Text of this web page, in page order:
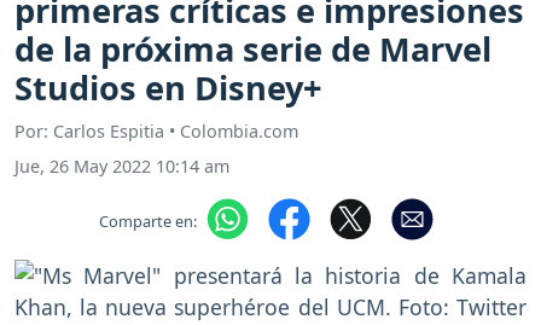
primeras críticas e impresiones
de la próxima serie de Marvel
Studios en Disney+
Por: Carlos Espitia • Colombia.com
Jue, 26 May 2022 10:14 am
Comparte en: